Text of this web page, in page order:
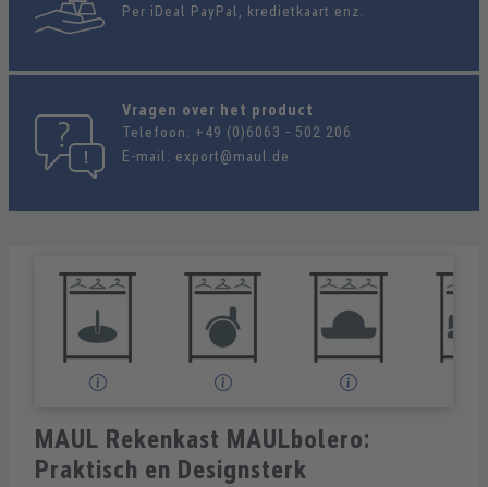
Per iDeal PayPal, kredietkaart enz.
Vragen over het product
Telefoon: +49 (0)6063 - 502 206
E-mail: export@maul.de
MAUL Rekenkast MAULbolero:
Praktisch en Designsterk